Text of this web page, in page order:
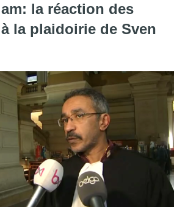
la réaction des
la plaidoirie de Sven